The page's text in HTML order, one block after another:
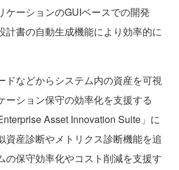
ケーションのGUIベースでの開発
計書の自動生成機能により効率的に
ドなどからシステム内の資産を可視
ーション保守の効率化を支援する
Asset Innovation Suite」に
資産診断やメトリクス診断機能を追
の保守効率化やコスト削減を支援す